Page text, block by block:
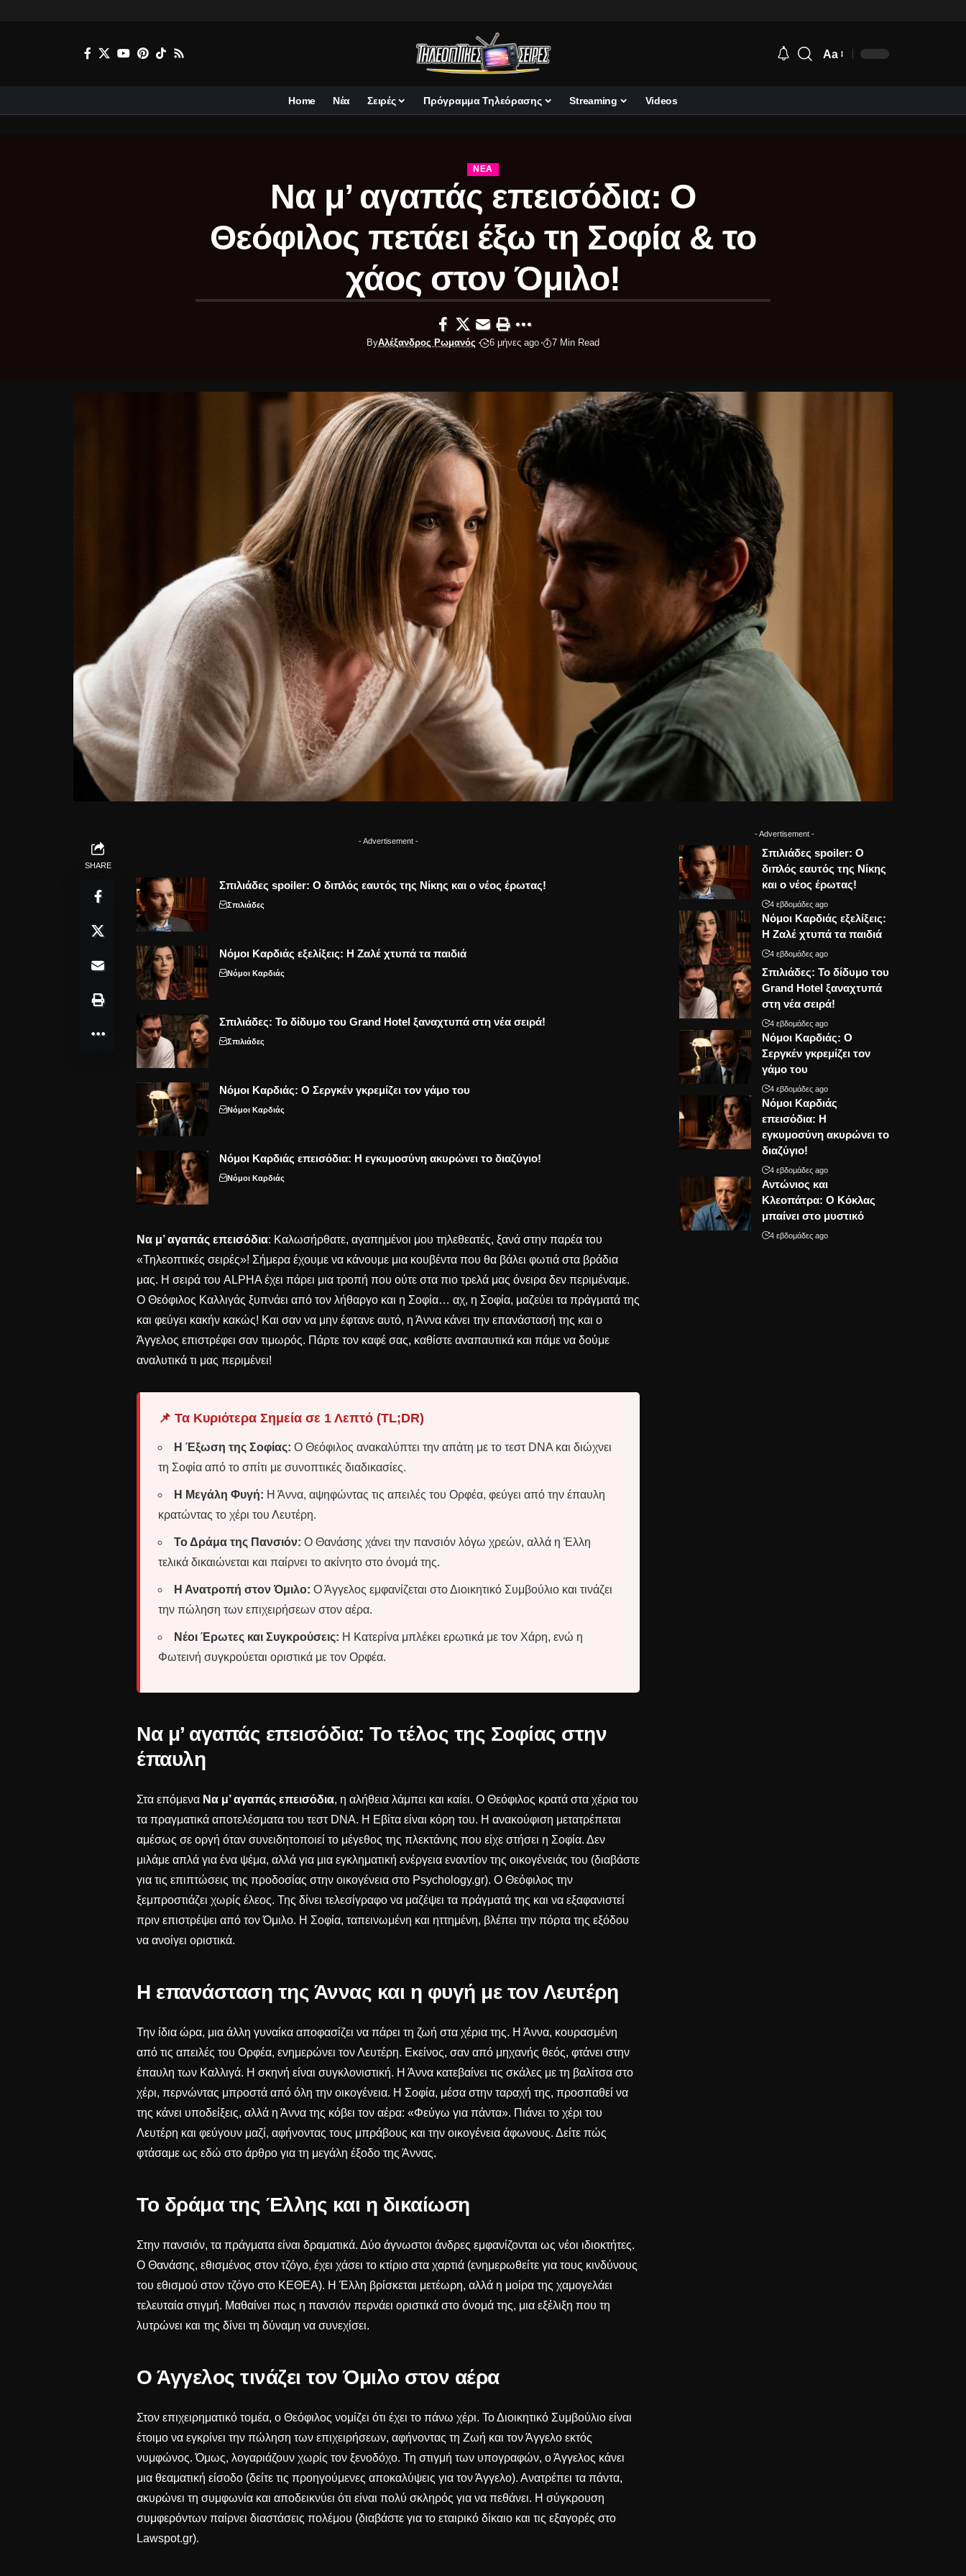
Aa
Home Νέα Σειρές Πρόγραμμα Τηλεόρασης Streaming Videos
ΝΈΑ
Να μ’ αγαπάς επεισόδια: Ο
Θεόφιλος πετάει έξω τη Σοφία & το
χάος στον Όμιλο!
ByΑλέξανδρος Ρωμανός 6 μήνες ago 7 Min Read
SHARE
- Advertisement -
Σπιλιάδες spoiler: Ο διπλός εαυτός της Νίκης και ο νέος έρωτας!
Σπιλιάδες
Νόμοι Καρδιάς εξελίξεις: Η Ζαλέ χτυπά τα παιδιά
Νόμοι Καρδιάς
Σπιλιάδες: Το δίδυμο του Grand Hotel ξαναχτυπά στη νέα σειρά!
Σπιλιάδες
Νόμοι Καρδιάς: Ο Σεργκέν γκρεμίζει τον γάμο του
Νόμοι Καρδιάς
Νόμοι Καρδιάς επεισόδια: Η εγκυμοσύνη ακυρώνει το διαζύγιο!
Νόμοι Καρδιάς
Να μ’ αγαπάς επεισόδια: Καλωσήρθατε, αγαπημένοι μου τηλεθεατές, ξανά στην παρέα του
«Τηλεοπτικές σειρές»! Σήμερα έχουμε να κάνουμε μια κουβέντα που θα βάλει φωτιά στα βράδια
μας. Η σειρά του ALPHA έχει πάρει μια τροπή που ούτε στα πιο τρελά μας όνειρα δεν περιμέναμε.
Ο Θεόφιλος Καλλιγάς ξυπνάει από τον λήθαργο και η Σοφία… αχ, η Σοφία, μαζεύει τα πράγματά της
και φεύγει κακήν κακώς! Και σαν να μην έφτανε αυτό, η Άννα κάνει την επανάστασή της και ο
Άγγελος επιστρέφει σαν τιμωρός. Πάρτε τον καφέ σας, καθίστε αναπαυτικά και πάμε να δούμε
αναλυτικά τι μας περιμένει!
📌 Τα Κυριότερα Σημεία σε 1 Λεπτό (TL;DR)
Η Έξωση της Σοφίας: Ο Θεόφιλος ανακαλύπτει την απάτη με το τεστ DNA και διώχνει
τη Σοφία από το σπίτι με συνοπτικές διαδικασίες.
Η Μεγάλη Φυγή: Η Άννα, αψηφώντας τις απειλές του Ορφέα, φεύγει από την έπαυλη
κρατώντας το χέρι του Λευτέρη.
Το Δράμα της Πανσιόν: Ο Θανάσης χάνει την πανσιόν λόγω χρεών, αλλά η Έλλη
τελικά δικαιώνεται και παίρνει το ακίνητο στο όνομά της.
Η Ανατροπή στον Όμιλο: Ο Άγγελος εμφανίζεται στο Διοικητικό Συμβούλιο και τινάζει
την πώληση των επιχειρήσεων στον αέρα.
Νέοι Έρωτες και Συγκρούσεις: Η Κατερίνα μπλέκει ερωτικά με τον Χάρη, ενώ η
Φωτεινή συγκρούεται οριστικά με τον Ορφέα.
Να μ’ αγαπάς επεισόδια: Το τέλος της Σοφίας στην
έπαυλη
Στα επόμενα Να μ’ αγαπάς επεισόδια, η αλήθεια λάμπει και καίει. Ο Θεόφιλος κρατά στα χέρια του
τα πραγματικά αποτελέσματα του τεστ DNA. Η Εβίτα είναι κόρη του. Η ανακούφιση μετατρέπεται
αμέσως σε οργή όταν συνειδητοποιεί το μέγεθος της πλεκτάνης που είχε στήσει η Σοφία. Δεν
μιλάμε απλά για ένα ψέμα, αλλά για μια εγκληματική ενέργεια εναντίον της οικογένειάς του (διαβάστε
για τις επιπτώσεις της προδοσίας στην οικογένεια στο Psychology.gr). Ο Θεόφιλος την
ξεμπροστιάζει χωρίς έλεος. Της δίνει τελεσίγραφο να μαζέψει τα πράγματά της και να εξαφανιστεί
πριν επιστρέψει από τον Όμιλο. Η Σοφία, ταπεινωμένη και ηττημένη, βλέπει την πόρτα της εξόδου
να ανοίγει οριστικά.
Η επανάσταση της Άννας και η φυγή με τον Λευτέρη
Την ίδια ώρα, μια άλλη γυναίκα αποφασίζει να πάρει τη ζωή στα χέρια της. Η Άννα, κουρασμένη
από τις απειλές του Ορφέα, ενημερώνει τον Λευτέρη. Εκείνος, σαν από μηχανής θεός, φτάνει στην
έπαυλη των Καλλιγά. Η σκηνή είναι συγκλονιστική. Η Άννα κατεβαίνει τις σκάλες με τη βαλίτσα στο
χέρι, περνώντας μπροστά από όλη την οικογένεια. Η Σοφία, μέσα στην ταραχή της, προσπαθεί να
της κάνει υποδείξεις, αλλά η Άννα της κόβει τον αέρα: «Φεύγω για πάντα». Πιάνει το χέρι του
Λευτέρη και φεύγουν μαζί, αφήνοντας τους μπράβους και την οικογένεια άφωνους. Δείτε πώς
φτάσαμε ως εδώ στο άρθρο για τη μεγάλη έξοδο της Άννας.
Το δράμα της Έλλης και η δικαίωση
Στην πανσιόν, τα πράγματα είναι δραματικά. Δύο άγνωστοι άνδρες εμφανίζονται ως νέοι ιδιοκτήτες.
Ο Θανάσης, εθισμένος στον τζόγο, έχει χάσει το κτίριο στα χαρτιά (ενημερωθείτε για τους κινδύνους
του εθισμού στον τζόγο στο ΚΕΘΕΑ). Η Έλλη βρίσκεται μετέωρη, αλλά η μοίρα της χαμογελάει
τελευταία στιγμή. Μαθαίνει πως η πανσιόν περνάει οριστικά στο όνομά της, μια εξέλιξη που τη
λυτρώνει και της δίνει τη δύναμη να συνεχίσει.
Ο Άγγελος τινάζει τον Όμιλο στον αέρα
Στον επιχειρηματικό τομέα, ο Θεόφιλος νομίζει ότι έχει το πάνω χέρι. Το Διοικητικό Συμβούλιο είναι
έτοιμο να εγκρίνει την πώληση των επιχειρήσεων, αφήνοντας τη Ζωή και τον Άγγελο εκτός
νυμφώνος. Όμως, λογαριάζουν χωρίς τον ξενοδόχο. Τη στιγμή των υπογραφών, ο Άγγελος κάνει
μια θεαματική είσοδο (δείτε τις προηγούμενες αποκαλύψεις για τον Άγγελο). Ανατρέπει τα πάντα,
ακυρώνει τη συμφωνία και αποδεικνύει ότι είναι πολύ σκληρός για να πεθάνει. Η σύγκρουση
συμφερόντων παίρνει διαστάσεις πολέμου (διαβάστε για το εταιρικό δίκαιο και τις εξαγορές στο
Lawspot.gr).
- Advertisement -
Σπιλιάδες spoiler: Ο
διπλός εαυτός της Νίκης
και ο νέος έρωτας!
4 εβδομάδες ago
Νόμοι Καρδιάς εξελίξεις:
Η Ζαλέ χτυπά τα παιδιά
4 εβδομάδες ago
Σπιλιάδες: Το δίδυμο του
Grand Hotel ξαναχτυπά
στη νέα σειρά!
4 εβδομάδες ago
Νόμοι Καρδιάς: Ο
Σεργκέν γκρεμίζει τον
γάμο του
4 εβδομάδες ago
Νόμοι Καρδιάς
επεισόδια: Η
εγκυμοσύνη ακυρώνει το
διαζύγιο!
4 εβδομάδες ago
Αντώνιος και
Κλεοπάτρα: Ο Κόκλας
μπαίνει στο μυστικό
4 εβδομάδες ago